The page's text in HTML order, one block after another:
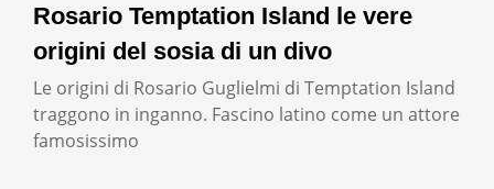
Rosario Temptation Island le vere
origini del sosia di un divo
Le origini di Rosario Guglielmi di Temptation Island
traggono in inganno. Fascino latino come un attore
famosissimo